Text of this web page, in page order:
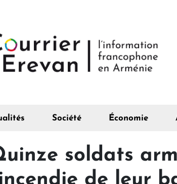
Société Économie
soldats